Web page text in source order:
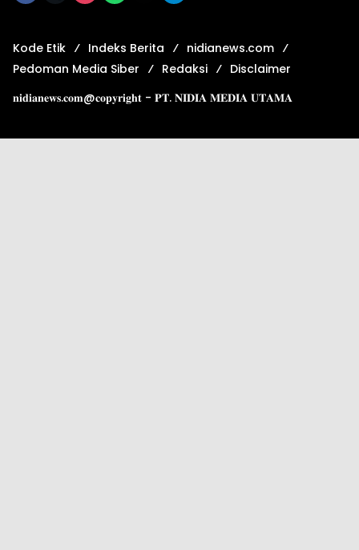
Kode Etik Indeks Berita
nidianews.com
Pedoman Media Siber
Redaksi
Disclaimer
𝐧𝐢𝐝𝐢𝐚𝐧𝐞𝐰𝐬.𝐜𝐨𝐦@𝐜𝐨𝐩𝐲𝐫𝐢𝐠𝐡𝐭 - 𝐏𝐓. 𝐍𝐈𝐃𝐈𝐀 𝐌𝐄𝐃𝐈𝐀 𝐔𝐓𝐀𝐌𝐀